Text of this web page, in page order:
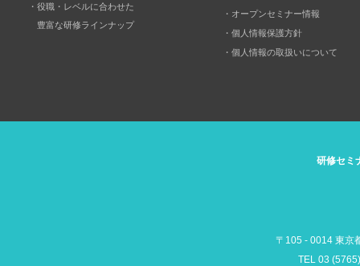
・役職・レベルに合わせた
豊富な研修ラインナップ
・オープンセミナー情報
・個人情報保護方針
・個人情報の取扱いについて
研修セミ
〒105 - 0014 東京
TEL 03